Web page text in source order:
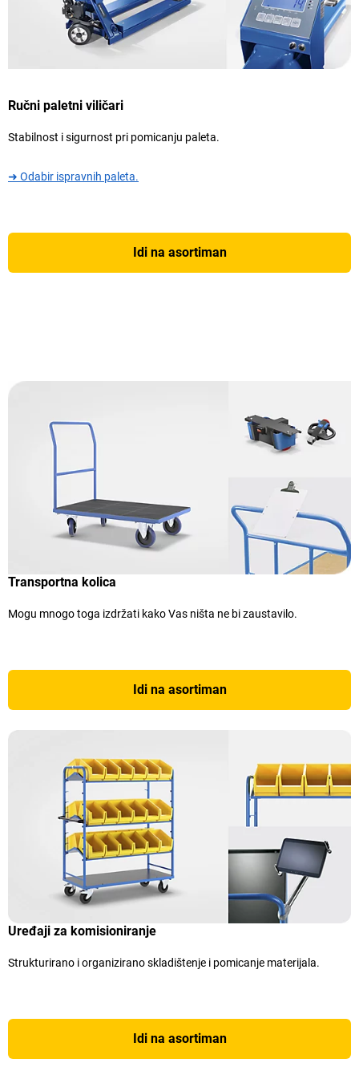
Ručni paletni viličari
Stabilnost i sigurnost pri pomicanju paleta.
➜ Odabir ispravnih paleta.
Idi na asortiman
Transportna kolica
Mogu mnogo toga izdržati kako Vas ništa ne bi zaustavilo.
Idi na asortiman
Uređaji za komisioniranje
Strukturirano i organizirano skladištenje i pomicanje materijala.
Idi na asortiman